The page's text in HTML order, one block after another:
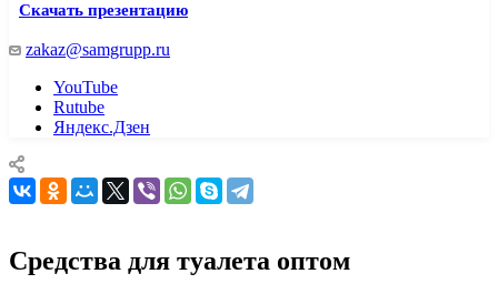
Скачать презентацию
zakaz@samgrupp.ru
YouTube
Rutube
Яндекс.Дзен
Средства для туалета оптом